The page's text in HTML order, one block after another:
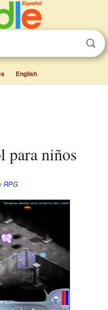
English
para niños
RPG.